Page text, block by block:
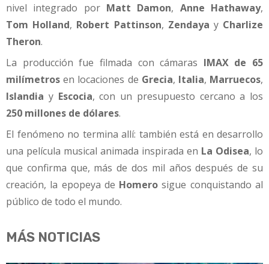
nivel integrado por Matt Damon, Anne Hathaway,
Tom Holland, Robert Pattinson, Zendaya y Charlize
Theron.
La producción fue filmada con cámaras IMAX de 65
milímetros en locaciones de Grecia, Italia, Marruecos,
Islandia y Escocia, con un presupuesto cercano a los
250 millones de dólares.
El fenómeno no termina allí: también está en desarrollo
una película musical animada inspirada en La Odisea, lo
que confirma que, más de dos mil años después de su
creación, la epopeya de Homero sigue conquistando al
público de todo el mundo.
MÁS NOTICIAS